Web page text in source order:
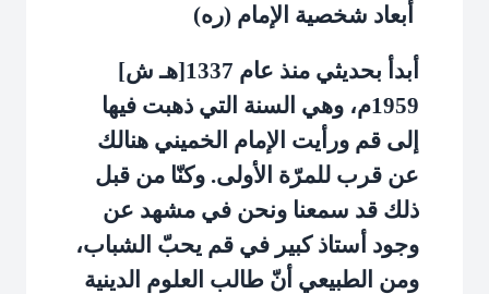
أبعاد شخصية الإمام (ره)
أبدأ بحديثي منذ عام 1337[هـ ش]
1959م، وهي السنة التي ذهبت فيها
إلى قم ورأيت الإمام الخميني هنالك
عن قرب للمرّة الأولى. وكنّا من قبل
ذلك قد سمعنا ونحن في مشهد عن
وجود أستاذ كبير في قم يحبّ الشباب،
ومن الطبيعي أنّ طالب العلوم الدينية